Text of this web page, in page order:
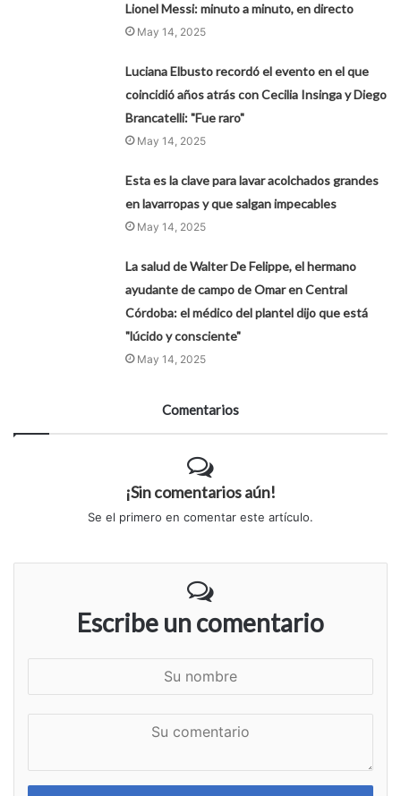
Lionel Messi: minuto a minuto, en directo
May 14, 2025
Luciana Elbusto recordó el evento en el que
coincidió años atrás con Cecilia Insinga y Diego
Brancatelli: "Fue raro"
May 14, 2025
Esta es la clave para lavar acolchados grandes
en lavarropas y que salgan impecables
May 14, 2025
La salud de Walter De Felippe, el hermano
ayudante de campo de Omar en Central
Córdoba: el médico del plantel dijo que está
"lúcido y consciente"
May 14, 2025
Comentarios
¡Sin comentarios aún!
Se el primero en comentar este artículo.
Escribe un comentario